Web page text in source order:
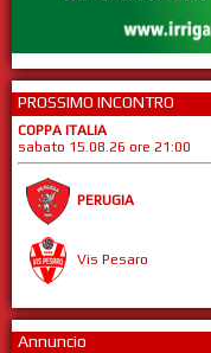
PROSSIMO INCONTRO
COPPA ITALIA
sabato 15.08.26 ore 21:00
PERUGIA
Vis Pesaro
Annuncio